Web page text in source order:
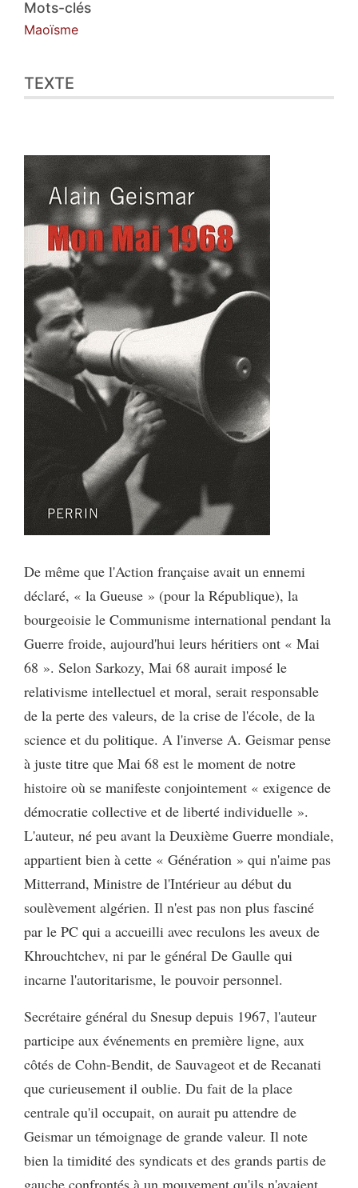
Citer cet article
Auteur
Mots-clés
Maoïsme
TEXTE
De même que l'Action française avait un ennemi
déclaré, « la Gueuse » (pour la République), la
bourgeoisie le Communisme international pendant la
Guerre froide, aujourd'hui leurs héritiers ont « Mai
68 ». Selon Sarkozy, Mai 68 aurait imposé le
relativisme intellectuel et moral, serait responsable
de la perte des valeurs, de la crise de l'école, de la
science et du politique. A l'inverse A. Geismar pense
à juste titre que Mai 68 est le moment de notre
histoire où se manifeste conjointement « exigence de
démocratie collective et de liberté individuelle ».
L'auteur, né peu avant la Deuxième Guerre mondiale,
appartient bien à cette « Génération » qui n'aime pas
Mitterrand, Ministre de l'Intérieur au début du
soulèvement algérien. Il n'est pas non plus fasciné
par le PC qui a accueilli avec reculons les aveux de
Khrouchtchev, ni par le général De Gaulle qui
incarne l'autoritarisme, le pouvoir personnel.
Secrétaire général du Snesup depuis 1967, l'auteur
participe aux événements en première ligne, aux
côtés de Cohn-Bendit, de Sauvageot et de Recanati
que curieusement il oublie. Du fait de la place
centrale qu'il occupait, on aurait pu attendre de
Geismar un témoignage de grande valeur. Il note
bien la timidité des syndicats et des grands partis de
gauche confrontés à un mouvement qu'ils n'avaient